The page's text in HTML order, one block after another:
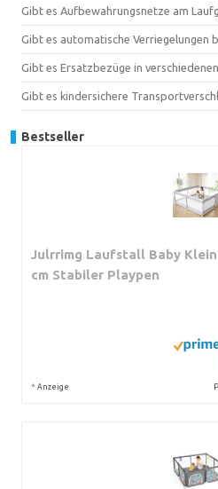
Gibt es Aufbewahrungsnetze am
Gibt es automatische Verriegelungen
Gibt es Ersatzbezüge in
Gibt es kindersichere
Bestseller
Julrrimg Laufstall Baby
cm Stabiler Playpen
* Anzeige